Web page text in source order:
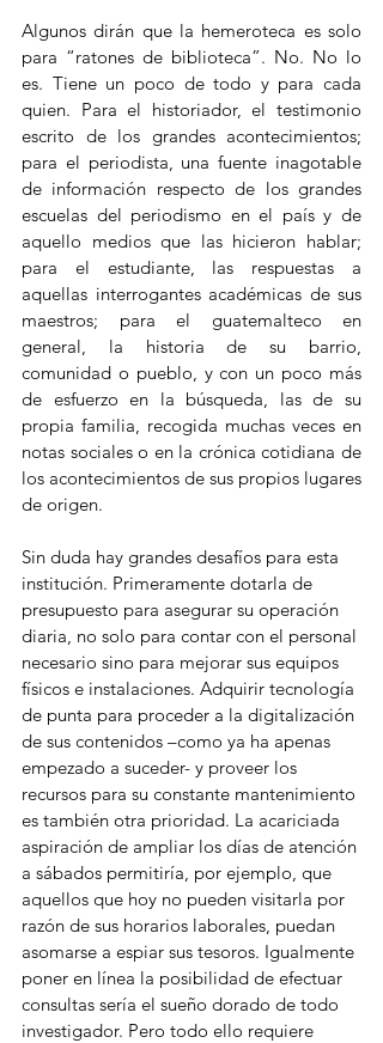
Algunos dirán que la hemeroteca es solo
para “ratones de biblioteca”. No. No lo
es. Tiene un poco de todo y para cada
quien. Para el historiador, el testimonio
escrito de los grandes acontecimientos;
para el periodista, una fuente inagotable
de información respecto de los grandes
escuelas del periodismo en el país y de
aquello medios que las hicieron hablar;
para el estudiante, las respuestas a
aquellas interrogantes académicas de sus
maestros; para el guatemalteco en
general, la historia de su barrio,
comunidad o pueblo, y con un poco más
de esfuerzo en la búsqueda, las de su
propia familia, recogida muchas veces en
notas sociales o en la crónica cotidiana de
los acontecimientos de sus propios lugares
de origen.
Sin duda hay grandes desafíos para esta
institución. Primeramente dotarla de
presupuesto para asegurar su operación
diaria, no solo para contar con el personal
necesario sino para mejorar sus equipos
físicos e instalaciones. Adquirir tecnología
de punta para proceder a la digitalización
de sus contenidos –como ya ha apenas
empezado a suceder- y proveer los
recursos para su constante mantenimiento
es también otra prioridad. La acariciada
aspiración de ampliar los días de atención
a sábados permitiría, por ejemplo, que
aquellos que hoy no pueden visitarla por
razón de sus horarios laborales, puedan
asomarse a espiar sus tesoros. Igualmente
poner en línea la posibilidad de efectuar
consultas sería el sueño dorado de todo
investigador. Pero todo ello requiere